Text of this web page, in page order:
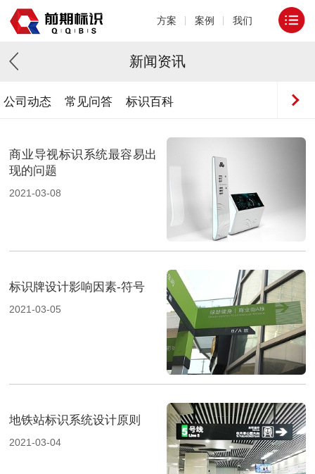
方案 案例 我们
新闻资讯
公司动态 常见问答 标识百科
商业导视标识系统最容易出
现的问题
2021-03-08
标识牌设计影响因素-符号
2021-03-05
地铁站标识系统设计原则
2021-03-04